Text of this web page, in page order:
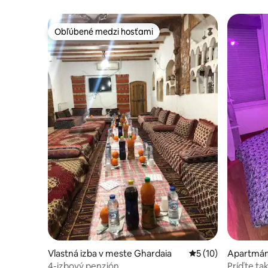
Obľúbené medzi hosťami
Obľúbené medzi hosťami
Vlastná izba v meste Ghardaia Priemerné
5 (10)